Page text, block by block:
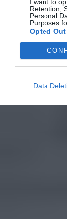
I want to
Retention,
Personal
Purposes
Opted Out
Data